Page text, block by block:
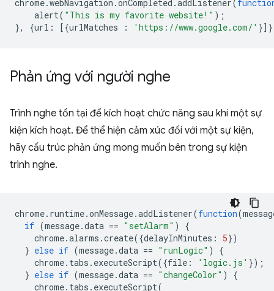
chrome.webNavigation .onCompleted .addListener(
alert( "This is my favorite website!" );
},
{url : [{urlMatches : 'https://www.google.com/'
Phản ứng với người nghe
Trình nghe tồn tại để kích hoạt chức năng sau khi một sự
kiện kích hoạt. Để thể hiện cảm xúc đối với một sự kiện,
hãy cấu trúc phản ứng mong muốn bên trong sự kiện
trình nghe.
chrome. runtime.onMessage.addListener(function(
if (message.data == "setAlarm" )
{
chrome.alarms .create({delayInMinutes : 5})
} else if (message.data == "runLogic" )
{
chrome. tabs . executeScript({file : 'logic.js' });
} else if (message.data == "changeColor" )
{
chrome. tabs . executeScript(